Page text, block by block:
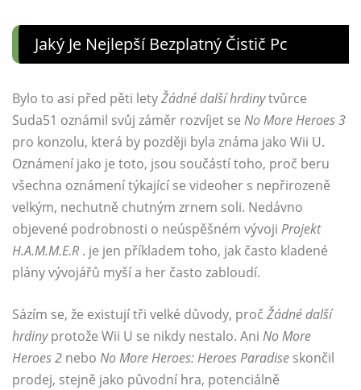
Jaký Je Nejlepší Bezplatný Čistič Pc
Bylo to asi před pěti letyŽádné další hrdinytvůrce
Suda51 oznámil svůj záměr rozvíjet se No More Heroes 3
pro konzolu, která by později byla známa jako Wii U.
Oznámení jako je toto, jsou součástí toho, proč beru
všechna oznámení týkající se videoher s nepřirozeně
velkým, nechutně chutným zrnem soli. Nedávno
objevené podrobnosti o neúspěšném vývoji Projekt
H.A.M.M.E.R . je jen příkladem toho, jak často kladené
plány vývojářů myší a her často zabloudí.
Sázím se, že existují tři velké důvody, proč Žádné další
hrdinyprotože Wii U se nikdy nestalo. Ani No More
Heroes 2 nebo No More Heroes: Heroes Paradise skončil
prodej, stejně jako původní hra, potenciálně